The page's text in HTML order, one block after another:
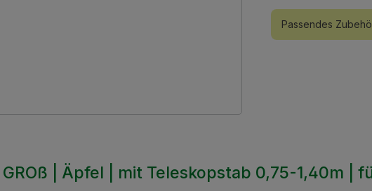
Passendes
| Äpfel | mit Teleskopstab 0,75-1,40m |